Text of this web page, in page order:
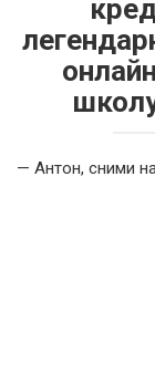
— Антон, сними